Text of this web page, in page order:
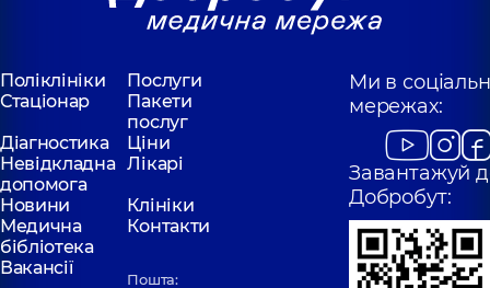
Поліклініки
Послуги
Стаціонар
Пакети
послуг
Діагностика
Ціни
Невідкладна
допомога
Лікарі
Новини
Клініки
Медична
бібліотека
Контакти
Вакансії
Пошта:
Ми в
мережах:
Завантажуй
Добробут: